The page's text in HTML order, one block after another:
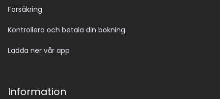
Försäkring
Kontrollera och betala din bokning
Ladda ner vår app
Information